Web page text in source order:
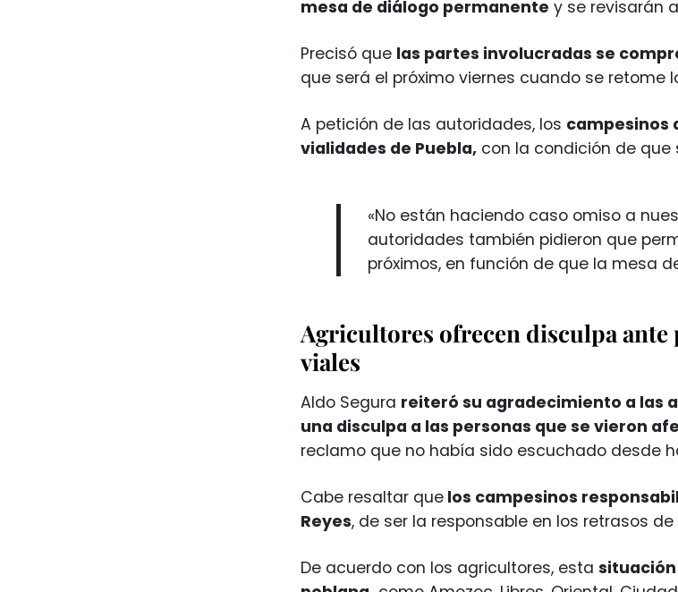
mesa de diálogo permanente y se revisarán
Precisó que las partes involucradas se
que será el próximo viernes cuando se retome
A petición de las autoridades, los campesinos
vialidades de Puebla, con la condición de que
«No están haciendo caso omiso a
autoridades también pidieron que
próximos, en función de que la mesa
Agricultores ofrecen disculpa ante
viales
Aldo Segura reiteró su agradecimiento a las
una disculpa a las personas que se vieron
reclamo que no había sido escuchado desde
Cabe resaltar que los campesinos
Reyes, de ser la responsable en los retrasos
De acuerdo con los agricultores, esta situación